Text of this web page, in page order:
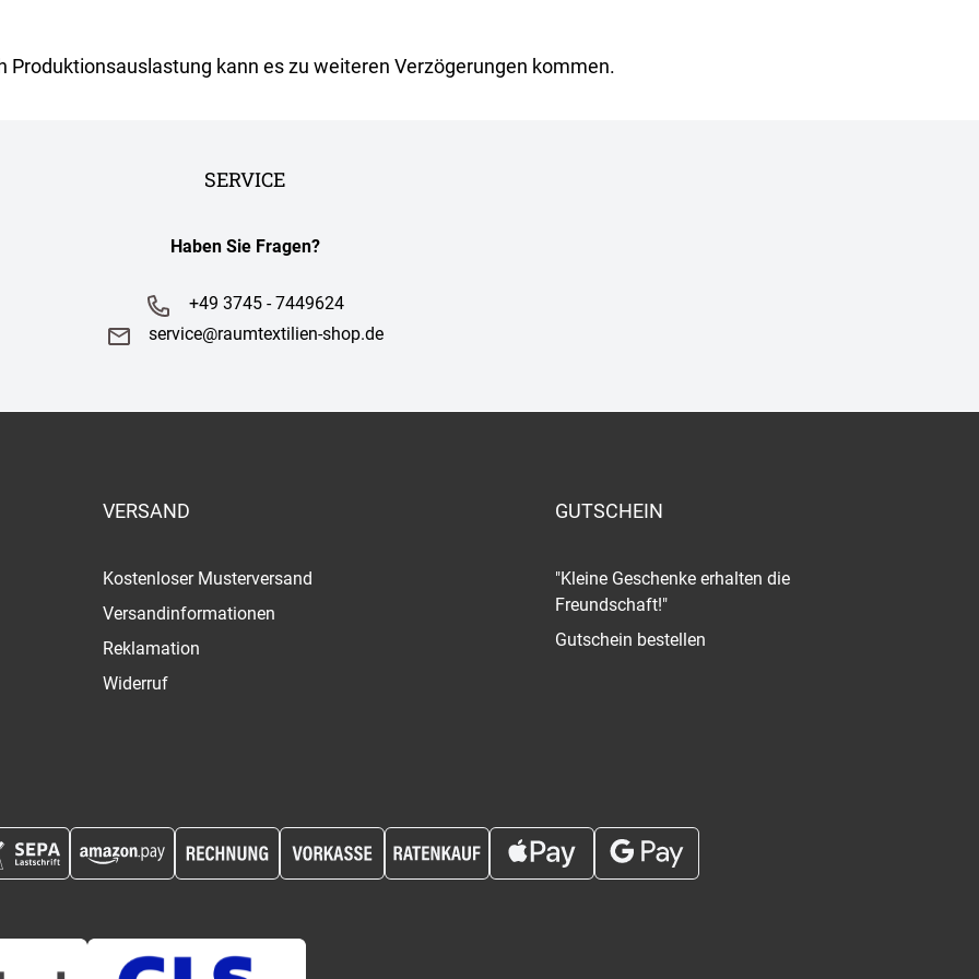
Produktionsauslastung kann es zu weiteren Verzögerungen kommen.
SERVICE
Haben Sie Fragen?
+49 3745 - 7449624
service@raumtextilien-shop.de
VERSAND
Kostenloser Musterversand
Versandinformationen
Reklamation
Widerruf
GUTSCHEIN
"Kleine Geschenke erhalten die
Freundschaft!"
Gutschein bestellen